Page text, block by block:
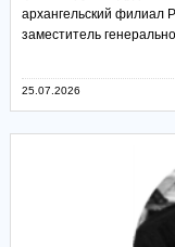
архангельский филиал
заместитель
25.07.2026